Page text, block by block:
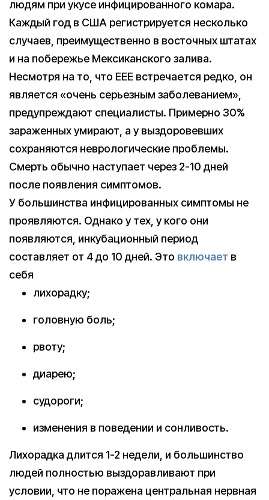
людям при укусе инфицированного комара.
Каждый год в США регистрируется несколько
случаев, преимущественно в восточных штатах
и на побережье Мексиканского залива.
Несмотря на то, что EEE встречается редко, он
является «очень серьезным заболеванием»,
предупреждают специалисты. Примерно 30%
зараженных умирают, а у выздоровевших
сохраняются неврологические проблемы.
Смерть обычно наступает через 2-10 дней
после появления симптомов.
У большинства инфицированных симптомы не
проявляются. Однако у тех, у кого они
появляются, инкубационный период
составляет от 4 до 10 дней. Это включает в
себя
лихорадку;
головную боль;
рвоту;
диарею;
судороги;
изменения в поведении и сонливость.
Лихорадка длится 1-2 недели, и большинство
людей полностью выздоравливают при
условии, что не поражена центральная нервная